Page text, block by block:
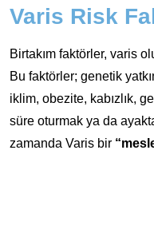
Varis Risk
Birtakım faktörler, varis
Bu faktörler; genetik
iklim, obezite, kabızlık,
süre oturmak ya da
zamanda Varis bir